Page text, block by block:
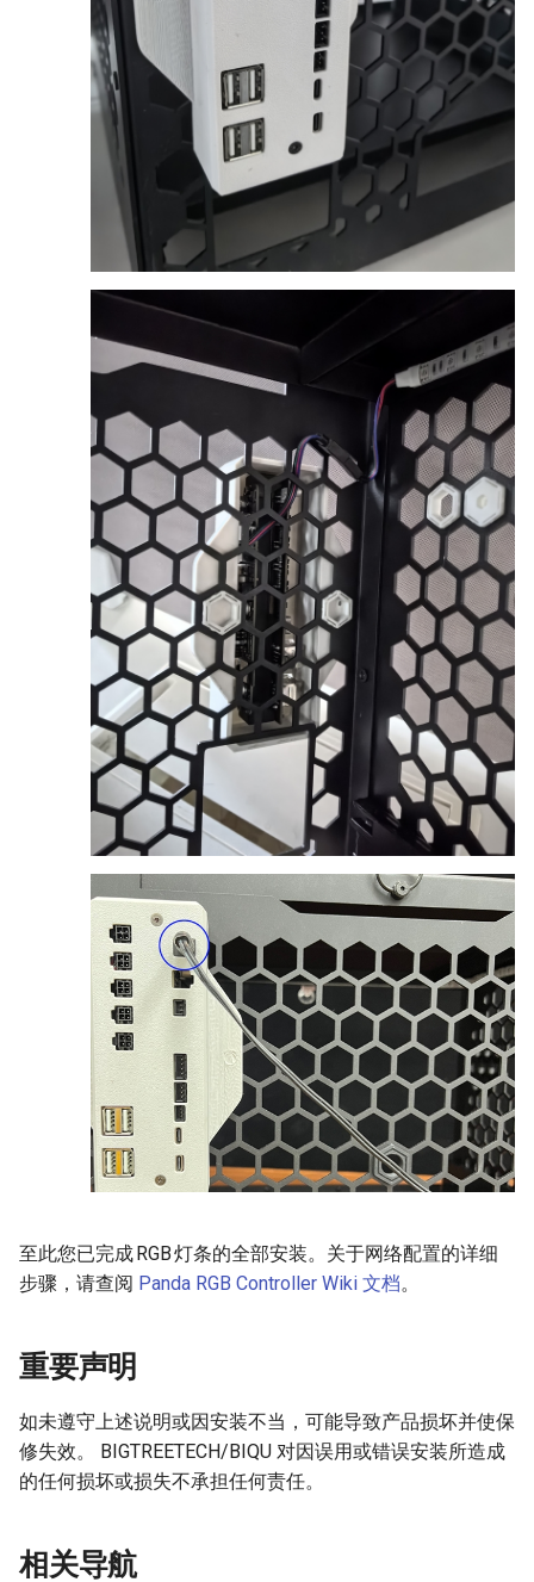
至此您已完成 RGB 灯条的全部安装。关于网络配置的详细
步骤，请查阅 Panda RGB Controller Wiki 文档。
重要声明
如未遵守上述说明或因安装不当，可能导致产品损坏并使保
修失效。 BIGTREETECH/BIQU 对因误用或错误安装所造成
的任何损坏或损失不承担任何责任。
相关导航